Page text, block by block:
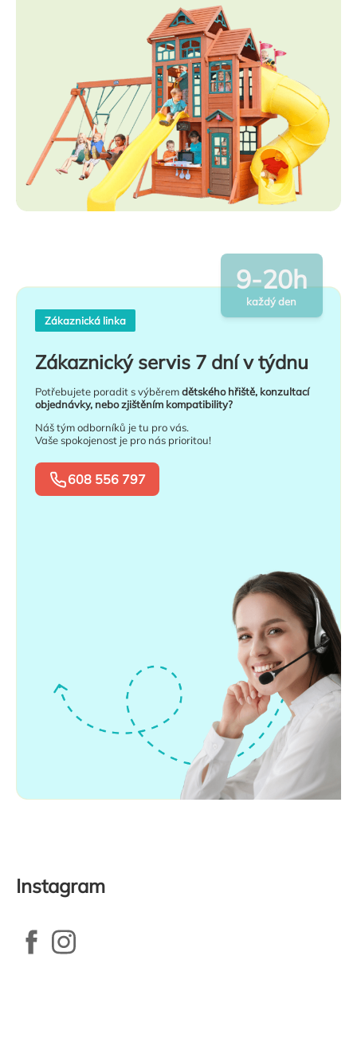
Zákaznická linka
Zákaznický servis 7 dní v týdnu
Potřebujete poradit s výběremdětského hřiště, konzultací
objednávky, nebo zjištěním kompatibility?
Náš tým odborníků je tu pro vás.
Vaše spokojenost je pro nás prioritou!
608 556 797
9-20h
každý den
Instagram